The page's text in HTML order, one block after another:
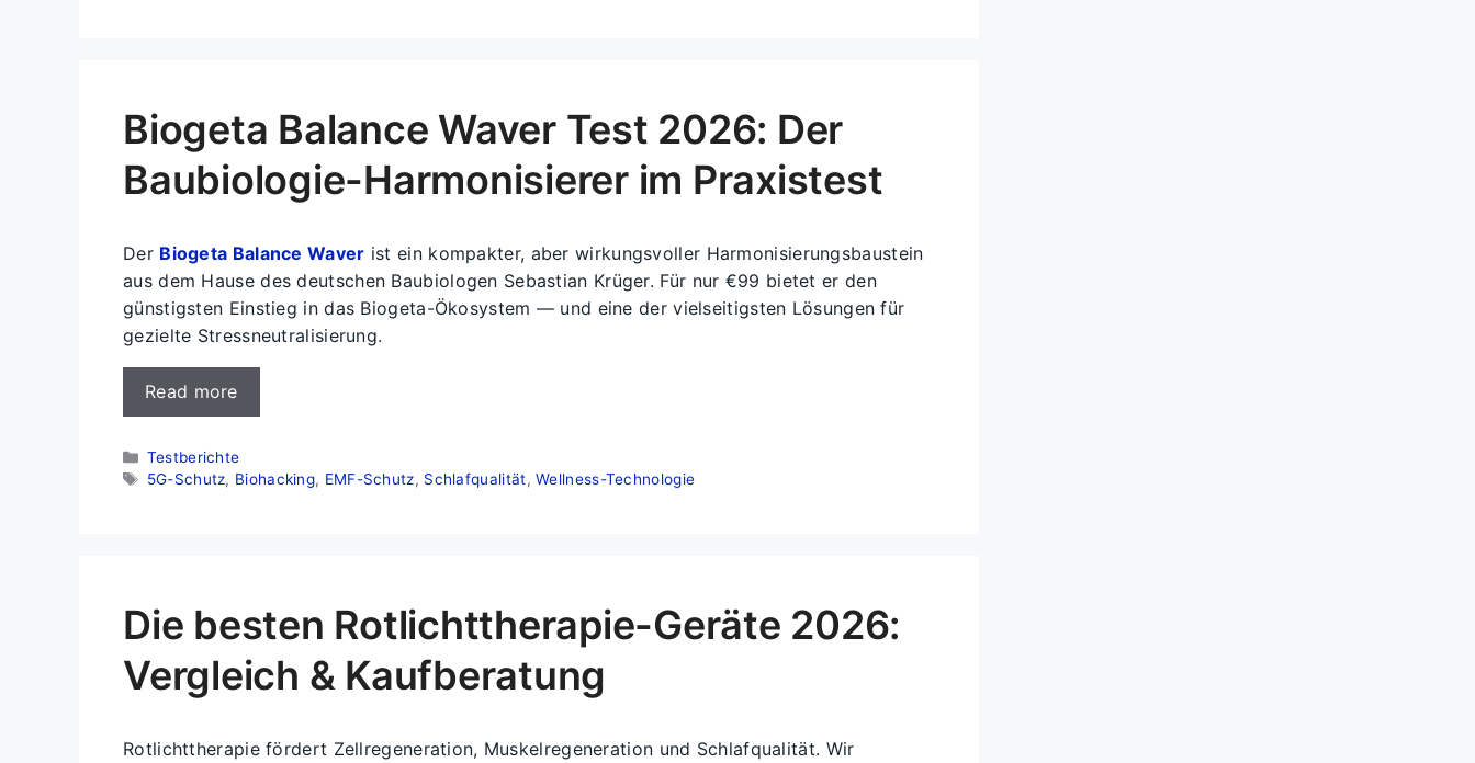
Biogeta Balance Waver Test 2026: Der
Baubiologie-Harmonisierer im Praxistest
Der Biogeta Balance Waver ist ein kompakter, aber wirkungsvoller Harmonisierungsbaustein
aus dem Hause des deutschen Baubiologen Sebastian Krüger. Für nur €99 bietet er den
günstigsten Einstieg in das Biogeta-Ökosystem — und eine der vielseitigsten Lösungen für
gezielte Stressneutralisierung.
Read more
Kategorien
Testberichte
Schlagwörter
5G-Schutz, Biohacking, EMF-Schutz, Schlafqualität,Wellness-Technologie
Die besten Rotlichttherapie-Geräte 2026:
Vergleich & Kaufberatung
Rotlichttherapie fördert Zellregeneration, Muskelregeneration und Schlafqualität. Wir